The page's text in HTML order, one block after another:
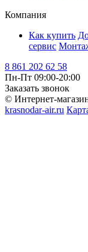
Компания
Как купить
сервис
8 861 202 62 58
Пн-Пт 09:00-20:00
Заказать звонок
© Интернет-
krasnodar-air.ru